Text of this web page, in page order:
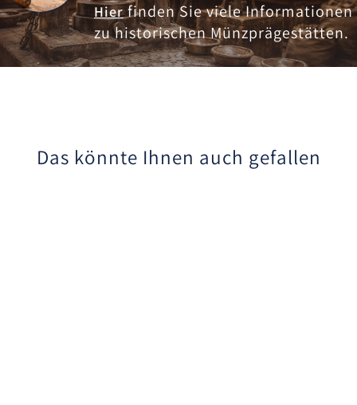
Hierfinden Sie viele Informationen
zu historischen Münzprägestätten.
Das könnte Ihnen auch gefallen